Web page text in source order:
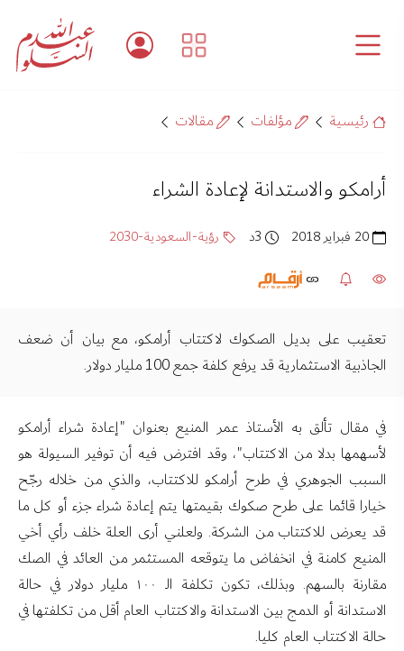
رئيسية مؤلفات مقالات
أرامكو والاستدانة لإعادة الشراء
رؤية-السعودية-2030
تعقيب على بديل الصكوك لاكتتاب أرامكو، مع بيان أن ضعف
الجاذبية الاستثمارية قد يرفع كلفة جمع 100 مليار دولار.
في مقال تألق به الأستاذ عمر المنيع بعنوان "إعادة شراء أرامكو
لأسهمها بدلا من الاكتتاب"، وقد افترض فيه أن توفير السيولة هو
السبب الجوهري في طرح أرامكو للاكتتاب، والذي من خلاله رجّح
خيارا قائما على طرح صكوك بقيمتها يتم إعادة شراء جزء أو كل ما
قد يعرض للاكتتاب من الشركة. ولعلني أرى العلة خلف رأي أخي
المنيع كامنة في انخفاض ما يتوقعه المستثمر من العائد في الصك
مقارنة بالسهم. وبذلك، تكون تكلفة الـ ١٠٠ مليار دولار في حالة
الاستدانة أو الدمج بين الاستدانة والاكتتاب العام أقل من تكلفتها في
حالة الاكتتاب العام كليا.